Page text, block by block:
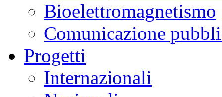
Bioelettromagnetismo
Comunicazione
Progetti
Internazionali